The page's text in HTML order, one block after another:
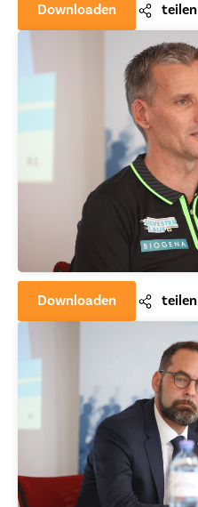
Downloaden teilen
Downloaden teilen